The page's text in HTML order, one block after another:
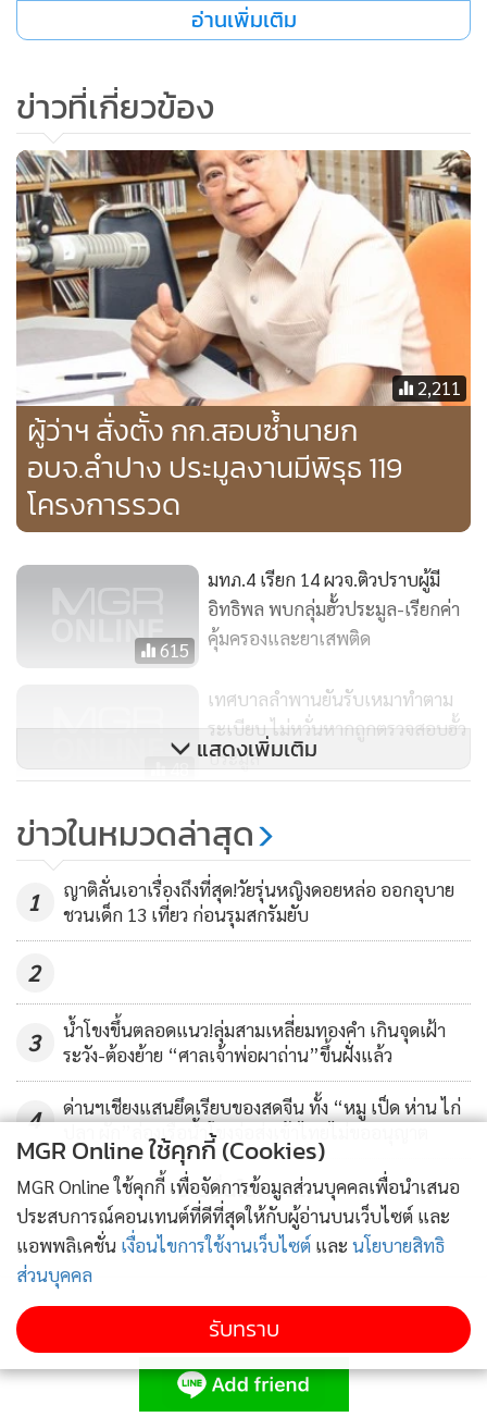
อ่านเพิ่มเติม
ข่าวที่เกี่ยวข้อง
2,211
ผู้ว่าฯ สั่งตั้ง กก.สอบซ้ำนายก
อบจ.ลำปาง ประมูลงานมีพิรุธ 119
โครงการรวด
615
มทภ.4 เรียก 14 ผวจ.ติวปราบผู้มี
อิทธิพล พบกลุ่มฮั้วประมูล-เรียกค่า
คุ้มครองและยาเสพติด
48
เทศบาลลำพานยันรับเหมาทำตาม
ระเบียบ ไม่หวั่นหากถูกตรวจสอบฮั้ว
ประมูล
190
ข้าว 9 โมงครึ่งนี้ ไร้วี่แววกองเชียร์
แสดงเพิ่มเติม
ข่าวในหมวดล่าสุด
1
ญาติลั่นเอาเรื่องถึงที่สุด!วัยรุ่นหญิงดอยหล่อ ออกอุบาย
ชวนเด็ก 13 เที่ยว ก่อนรุมสกรัมยับ
2
3
น้ำโขงขึ้นตลอดแนว!ลุ่มสามเหลี่ยมทองคำ เกินจุดเฝ้า
ระวัง-ต้องย้าย “ศาลเจ้าพ่อผาถ่าน”ขึ้นฝั่งแล้ว
4
ด่านฯเชียงแสนยึดเรียบของสดจีน ทั้ง “หมู เป็ด ห่าน ไก่
ปลา ผัก”ล่องเรือน้ำโขงจ่อส่งเข้าไทยไม่ขออนุญาต
ข่าวอื่นในหมวด
ติดตามข่าวสารผ่านทาง LINE
MGR Online ใช้คุกกี้ (Cookies)
MGR Online ใช้คุกกี้ เพื่อจัดการข้อมูลส่วนบุคคลเพื่อนำเสนอ
ประสบการณ์คอนเทนต์ที่ดีที่สุดให้กับผู้อ่านบนเว็บไซต์ และ
แอพพลิเคชั่น เงื่อนไขการใช้งานเว็บไซต์ และ นโยบายสิทธิ
ส่วนบุคคล
รับทราบ